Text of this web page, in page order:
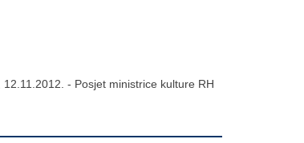
12.11.2012. - Posjet ministrice kulture RH